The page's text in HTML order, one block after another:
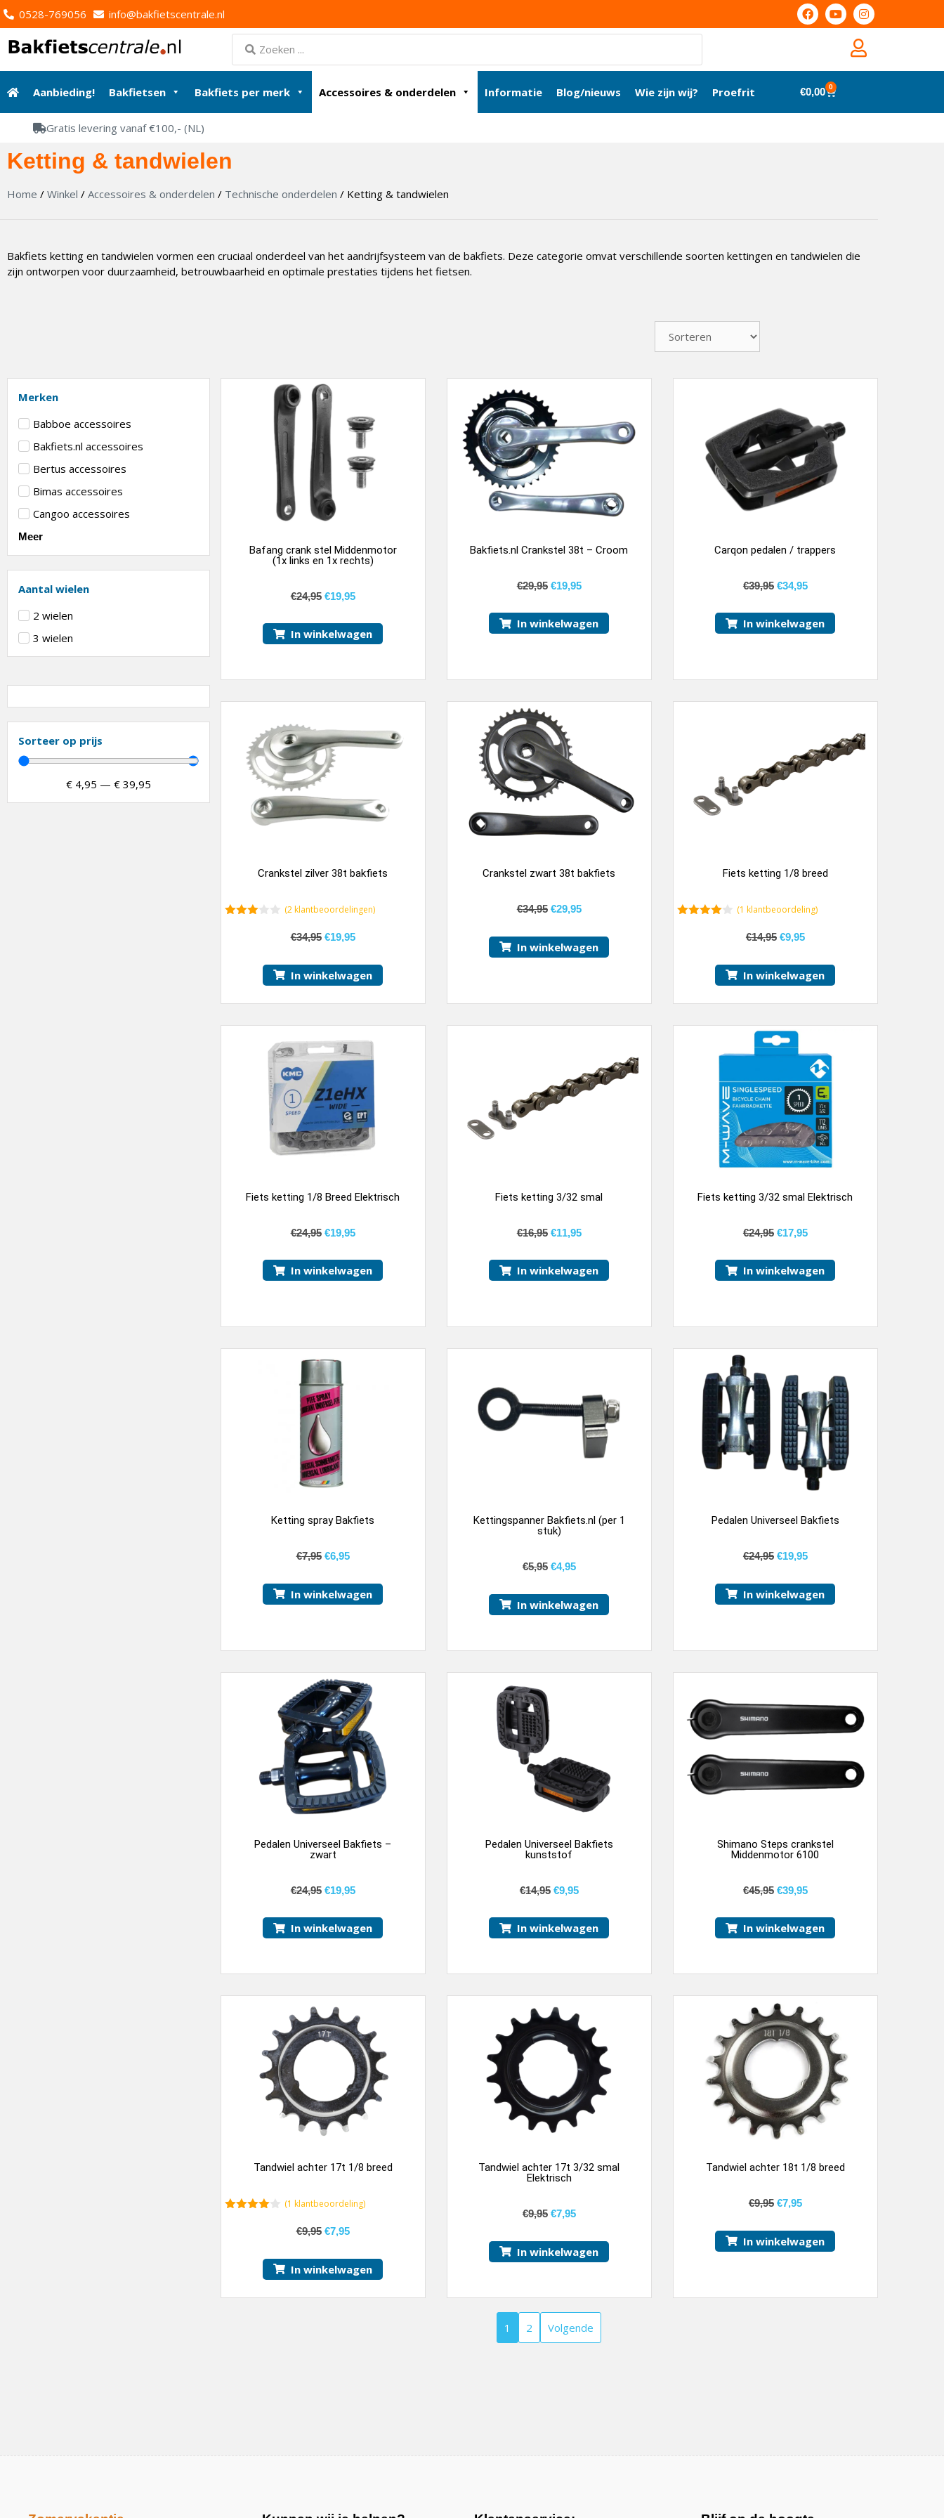
0528-769056 info@bakfietscentrale.nl
Aanbieding! Bakfietsen Bakfiets per merk Accessoires & onderdelen Informatie Blog/nieuws Wie zijn wij? Proefrit €0,00 0
Gratis levering vanaf €100,- (NL)
Ketting & tandwielen
Home / Winkel / Accessoires & onderdelen / Technische onderdelen / Ketting & tandwielen
Bakfiets ketting en tandwielen vormen een cruciaal onderdeel van het aandrijfsysteem van de bakfiets. Deze categorie omvat verschillende soorten kettingen en tandwielen die
zijn ontworpen voor duurzaamheid, betrouwbaarheid en optimale prestaties tijdens het fietsen.
Merken
Babboe accessoires
Bakfiets.nl accessoires
Bertus accessoires
Bimas accessoires
Cangoo accessoires
Meer
Aantal wielen
2 wielen
3 wielen
Sorteer op prijs
€ 4,95 — € 39,95
Bafang crank stel Middenmotor
(1x links en 1x rechts)
€24,95 €19,95
In winkelwagen
Bakfiets.nl Crankstel 38t – Croom
€29,95 €19,95
In winkelwagen
Carqon pedalen / trappers
€39,95 €34,95
In winkelwagen
Crankstel zilver 38t bakfiets
(2klantbeoordelingen)
€34,95 €19,95
In winkelwagen
Crankstel zwart 38t bakfiets
€34,95 €29,95
In winkelwagen
Fiets ketting 1/8 breed
(1 klantbeoordeling)
€14,95 €9,95
In winkelwagen
Fiets ketting 1/8 Breed Elektrisch
€24,95 €19,95
In winkelwagen
Fiets ketting 3/32 smal
€16,95 €11,95
In winkelwagen
Fiets ketting 3/32 smal Elektrisch
€24,95 €17,95
In winkelwagen
Ketting spray Bakfiets
€7,95 €6,95
In winkelwagen
Kettingspanner Bakfiets.nl (per 1
stuk)
€5,95 €4,95
In winkelwagen
Pedalen Universeel Bakfiets
€24,95 €19,95
In winkelwagen
Pedalen Universeel Bakfiets –
zwart
€24,95 €19,95
In winkelwagen
Pedalen Universeel Bakfiets
kunststof
€14,95 €9,95
In winkelwagen
Shimano Steps crankstel
Middenmotor 6100
€45,95 €39,95
In winkelwagen
Tandwiel achter 17t 1/8 breed
(1 klantbeoordeling)
€9,95 €7,95
In winkelwagen
Tandwiel achter 17t 3/32 smal
Elektrisch
€9,95 €7,95
In winkelwagen
Tandwiel achter 18t 1/8 breed
€9,95 €7,95
In winkelwagen
1 2 Volgende